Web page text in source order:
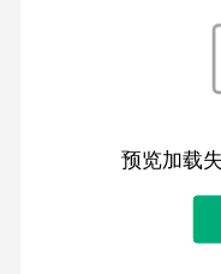
预览加载